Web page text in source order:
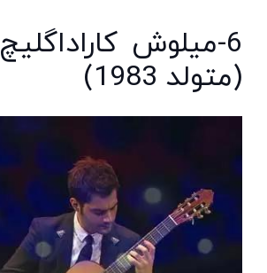
6-میلوش کاراداگلیچ
(متولد 1983)